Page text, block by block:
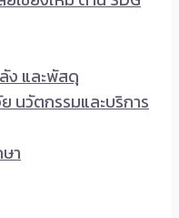
ง และพัสดุ
นวัตกรรมและบริการ
า